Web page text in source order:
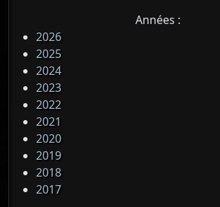
Années :
2026
2025
2024
2023
2022
2021
2020
2019
2018
2017